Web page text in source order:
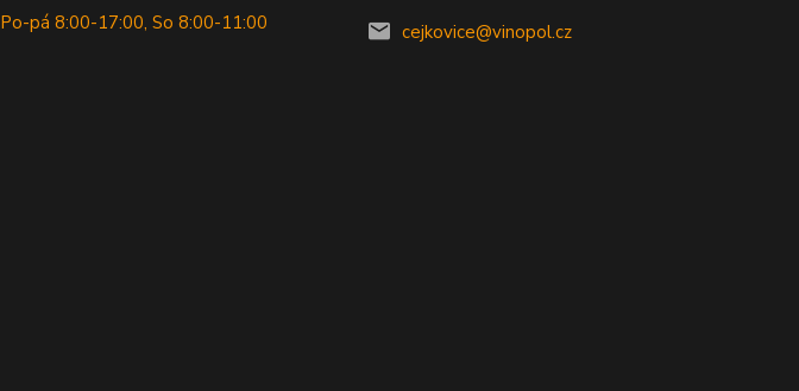
Po-pá 8:00-17:00, So 8:00-11:00
cejkovice@vinopol.cz